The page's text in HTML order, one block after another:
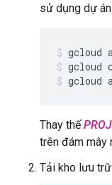
sử dụng dự
gcloud
gcloud
gcloud
Thay thế
trên đám mây
Tải kho lưu